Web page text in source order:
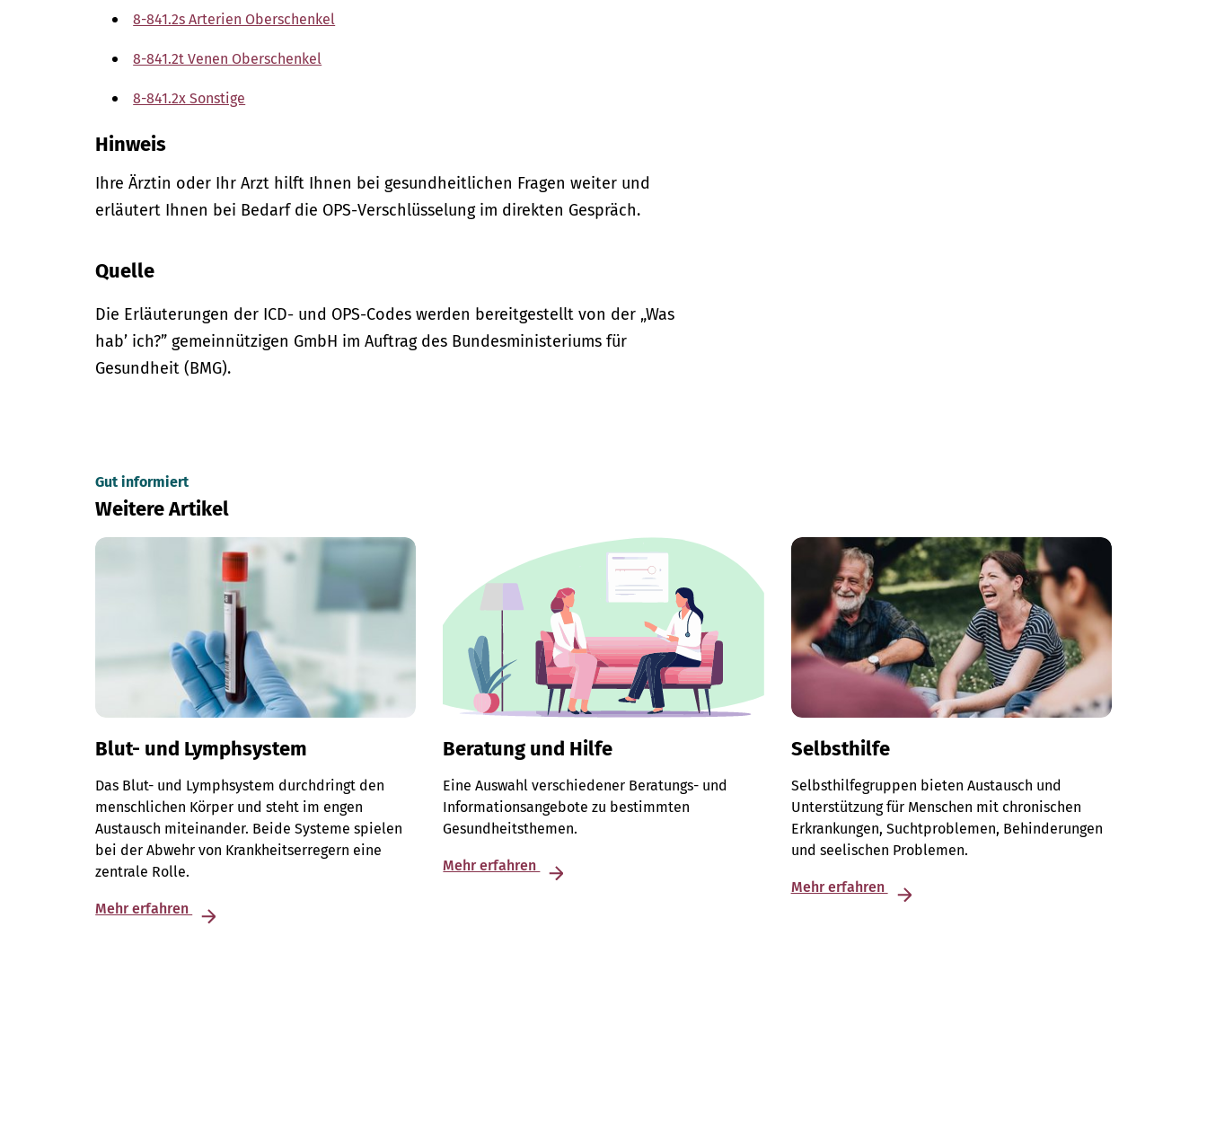
8-841.2s Arterien Oberschenkel
8-841.2t Venen Oberschenkel
8-841.2x Sonstige
Hinweis
Ihre Ärztin oder Ihr Arzt hilft Ihnen bei gesundheitlichen Fragen weiter und
erläutert Ihnen bei Bedarf die OPS-Verschlüsselung im direkten Gespräch.
Quelle
Die Erläuterungen der ICD- und OPS-Codes werden bereitgestellt von der „Was
hab’ ich?” gemeinnützigen GmbH im Auftrag des Bundesministeriums für
Gesundheit (BMG).
Gut informiert
Weitere Artikel
Blut- und Lymphsystem
Das Blut- und Lymphsystem durchdringt den
menschlichen Körper und steht im engen
Austausch miteinander. Beide Systeme spielen
bei der Abwehr von Krankheitserregern eine
zentrale Rolle.
Mehr erfahren
Beratung und Hilfe
Eine Auswahl verschiedener Beratungs- und
Informationsangebote zu bestimmten
Gesundheitsthemen.
Mehr erfahren
Selbsthilfe
Selbsthilfegruppen bieten Austausch und
Unterstützung für Menschen mit chronischen
Erkrankungen, Suchtproblemen, Behinderungen
und seelischen Problemen.
Mehr erfahren